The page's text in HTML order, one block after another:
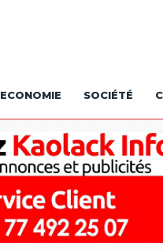
ECONOMIE SOCIÉTÉ